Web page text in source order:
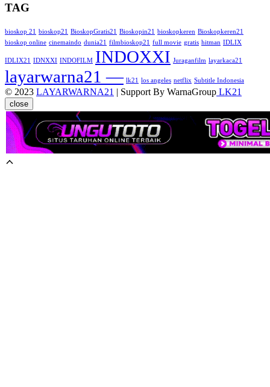
TAG
bioskop 21 bioskop21 BioskopGratis21 Bioskopin21 bioskopkeren Bioskopkeren21
bioskop online cinemaindo dunia21 filmbioskop21 full movie gratis hitman IDLIX
IDLIX21 IDNXXI INDOFILM INDOXXI Juraganfilm layarkaca21
layarwarna21 — lk21 los angeles netflix Subtitle Indonesia
© 2023 LAYARWARNA21 | Support By WarnaGroup LK21
close